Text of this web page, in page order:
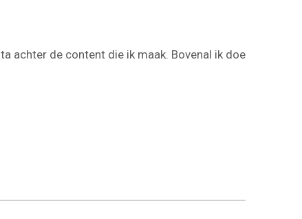
achter de content die ik maak. Bovenal ik doe